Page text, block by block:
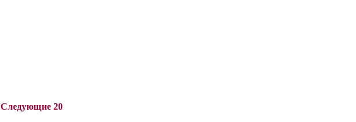
Следующие 20